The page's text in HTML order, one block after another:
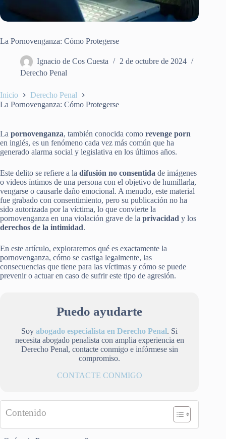
La Pornovenganza: Cómo Protegerse
Ignacio de Cos Cuesta
2 de octubre de 2024
Derecho Penal
Inicio
Derecho Penal
La Pornovenganza: Cómo Protegerse
La pornovenganza, también conocida como revenge porn
en inglés, es un fenómeno cada vez más común que ha
generado alarma social y legislativa en los últimos años.
Este delito se refiere a la difusión no consentida de imágenes
o videos íntimos de una persona con el objetivo de humillarla,
vengarse o causarle daño emocional. A menudo, este material
fue grabado con consentimiento, pero su publicación no ha
sido autorizada por la víctima, lo que convierte la
pornovenganza en una violación grave de la privacidad y los
derechos de la intimidad.
En este artículo, exploraremos qué es exactamente la
pornovenganza, cómo se castiga legalmente, las
consecuencias que tiene para las víctimas y cómo se puede
prevenir o actuar en caso de sufrir este tipo de agresión.
Puedo ayudarte
Soyabogado especialista en Derecho Penal. Si
necesita abogado penalista con amplia experiencia en
Derecho Penal, contacte conmigo e infórmese sin
compromiso.
CONTACTE CONMIGO
Contenido